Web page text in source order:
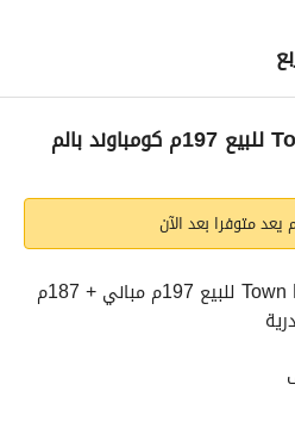
فيلا Town House Corner للبيع 197م كومباوند بالم
يعد متوفرا بعد الآن